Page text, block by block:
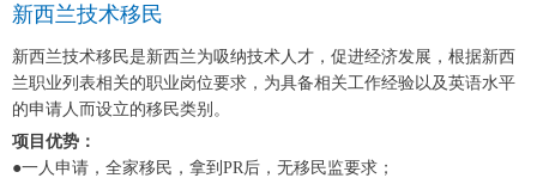
新西兰技术移民
新西兰技术移民是新西兰为吸纳技术人才，促进经济发展，根据新西
兰职业列表相关的职业岗位要求，为具备相关工作经验以及英语水平
的申请人而设立的移民类别。
项目优势：
●一人申请，全家移民，拿到PR后，无移民监要求；